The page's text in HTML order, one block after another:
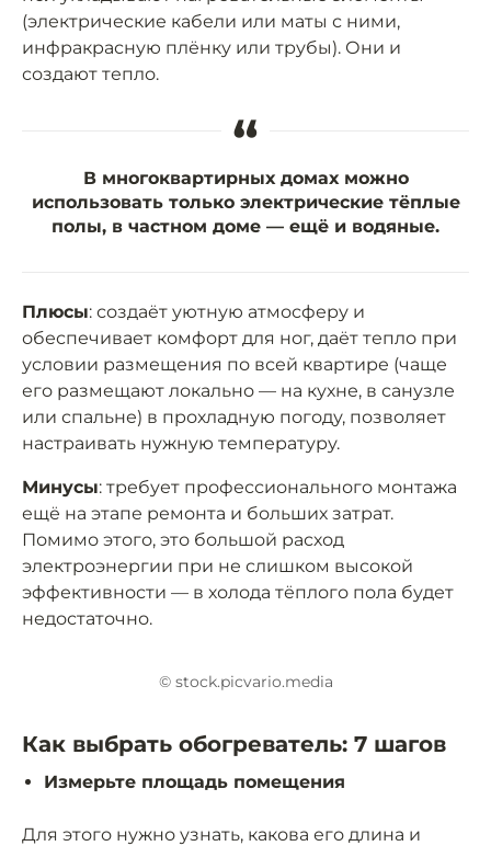
(электрические кабели или маты с ними,
инфракрасную плёнку или трубы). Они и
создают тепло.
“
В многоквартирных домах можно
использовать только электрические тёплые
полы, в частном доме — ещё и водяные.
Плюсы: создаёт уютную атмосферу и
обеспечивает комфорт для ног, даёт тепло при
условии размещения по всей квартире (чаще
его размещают локально — на кухне, в санузле
или спальне) в прохладную погоду, позволяет
настраивать нужную температуру.
Минусы: требует профессионального монтажа
ещё на этапе ремонта и больших затрат.
Помимо этого, это большой расход
электроэнергии при не слишком высокой
эффективности — в холода тёплого пола будет
недостаточно.
© stock.picvario.media
Как выбрать обогреватель: 7 шагов
Измерьте площадь помещения
Для этого нужно узнать, какова его длина и